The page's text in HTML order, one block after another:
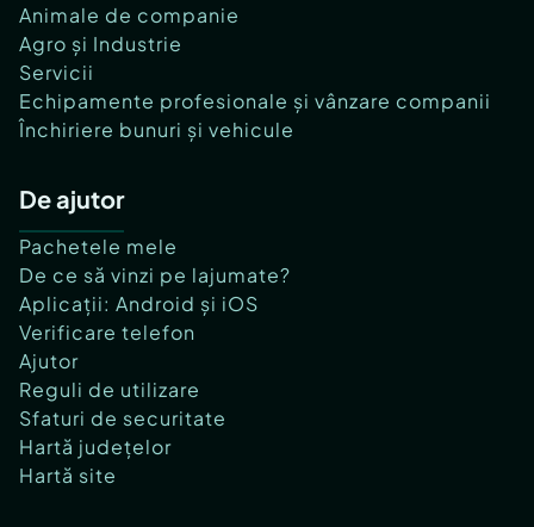
Animale de companie
Agro și Industrie
Servicii
Echipamente profesionale și vânzare companii
Închiriere bunuri și vehicule
De ajutor
Pachetele mele
De ce să vinzi pe lajumate?
Aplicații: Android și iOS
Verificare telefon
Ajutor
Reguli de utilizare
Sfaturi de securitate
Hartă județelor
Hartă site